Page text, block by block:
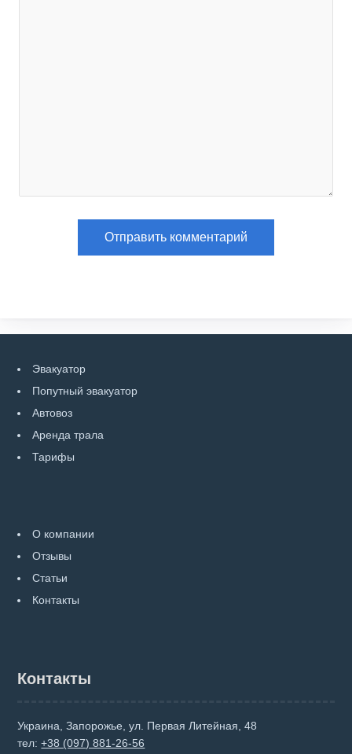
Эвакуатор
Попутный эвакуатор
Автовоз
Аренда трала
Тарифы
О компании
Отзывы
Статьи
Контакты
Контакты
Украина, Запорожье, ул. Первая Литейная, 48
тел:+38 (097) 881-26-56